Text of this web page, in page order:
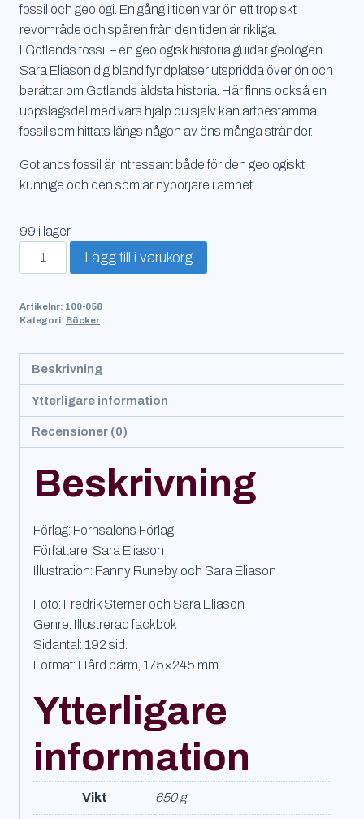
fossil och geologi. En gång i tiden var ön ett tropiskt
revområde och spåren från den tiden är rikliga.
I Gotlands fossil – en geologisk historia guidar geologen
Sara Eliason dig bland fyndplatser utspridda över ön och
berättar om Gotlands äldsta historia. Här finns också en
uppslagsdel med vars hjälp du själv kan artbestämma
fossil som hittats längs någon av öns många stränder.
Gotlands fossil är intressant både för den geologiskt
kunnige och den som är nybörjare i ämnet.
99 i lager
Gotlands
Fossil
Lägg till i varukorg
Artikelnr: 100-058
Kategori: Böcker
Beskrivning
Ytterligare information
Recensioner (0)
Beskrivning
Förlag: Fornsalens Förlag
Författare: Sara Eliason
Illustration: Fanny Runeby och Sara Eliason
Foto: Fredrik Sterner och Sara Eliason
Genre: Illustrerad fackbok
Sidantal: 192 sid.
Format: Hård pärm, 175×245 mm.
Ytterligare
information
Vikt 650 g